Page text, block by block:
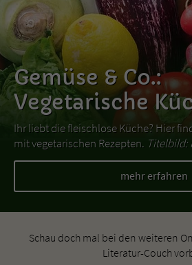
Gemüse & Co.:
Vegetarische
Ihr liebt die fleischlose Küche? Hier
mit vegetarischen Rezepten. Titelbild:
mehr erfahren
Schau doch mal bei den weiteren
Literatur-Couch